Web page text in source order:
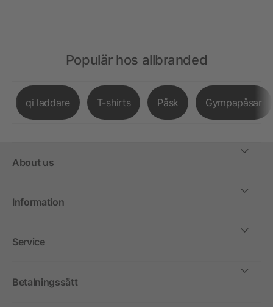
Populär hos allbranded
qi laddare T-shirts Påsk Gympapåsar
About us
Information
Service
Betalningssätt